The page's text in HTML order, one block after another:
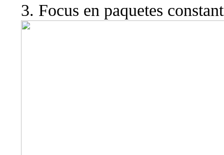
3. Focus en paquetes